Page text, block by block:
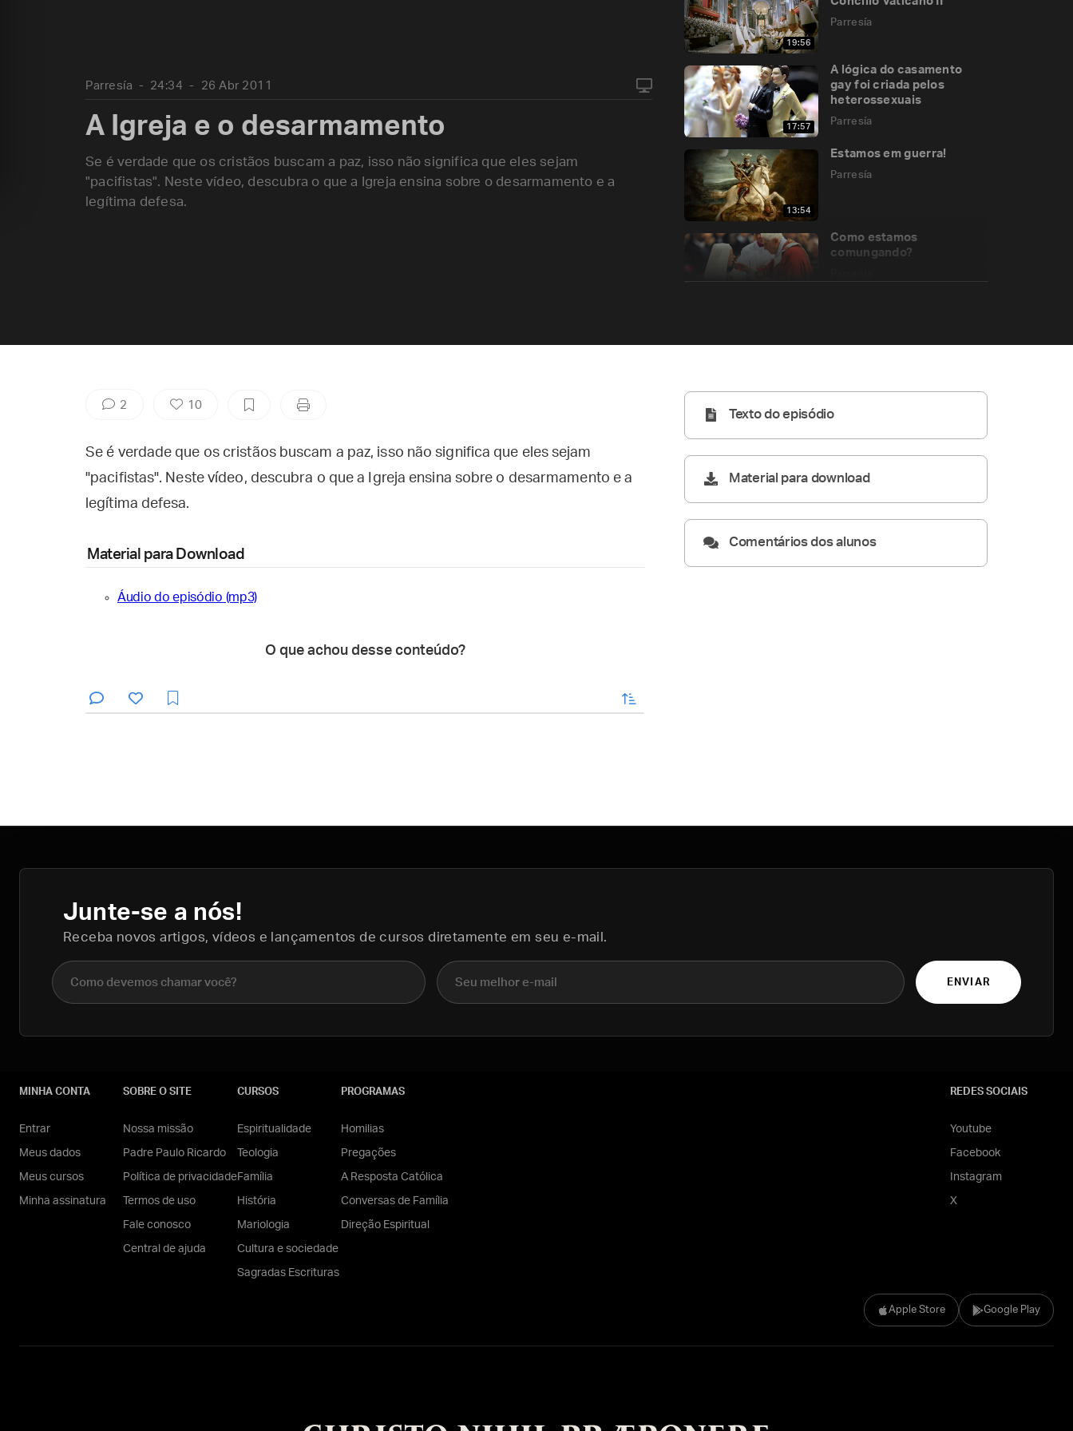
19:56
Parresía
17:57
A lógica do casamento
gay foi criada pelos
heterossexuais
Parresía
13:54
Estamos em guerra!
Parresía
Como estamos
comungando?
Parresía 24:34 26 Abr 2011
A Igreja e o desarmamento
Se é verdade que os cristãos buscam a paz, isso não significa que eles sejam
"pacifistas". Neste vídeo, descubra o que a Igreja ensina sobre o desarmamento e a
legítima defesa.
2 10
Se é verdade que os cristãos buscam a paz, isso não significa que eles sejam
"pacifistas". Neste vídeo, descubra o que a Igreja ensina sobre o desarmamento e a
legítima defesa.
Material para Download
Áudio do episódio (mp3)
O que achou desse conteúdo?
enviar
Texto do episódio
Material para download
Comentários dos alunos
Junte-se a nós!
Receba novos artigos, vídeos e lançamentos de cursos diretamente em seu e-mail.
Nome completo E-mail
ENVIAR
Apple Store Google Play
MINHA CONTA
Entrar
Meus dados
Meus cursos
Minha assinatura
SOBRE O SITE
Nossa missão
Padre Paulo Ricardo
Política de privacidade
Termos de uso
Fale conosco
Central de ajuda
CURSOS
Espiritualidade
Teologia
Família
História
Mariologia
Cultura e sociedade
Sagradas Escrituras
PROGRAMAS
Homilias
Pregações
A Resposta Católica
Conversas de Família
Direção Espiritual
REDES SOCIAIS
Youtube
Facebook
Instagram
X